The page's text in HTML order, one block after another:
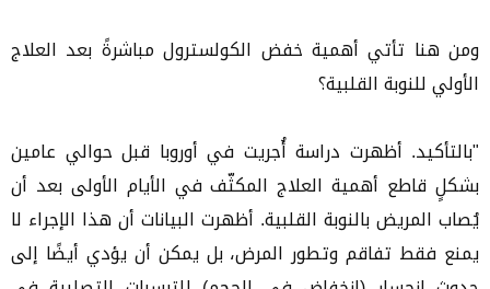
ومن هنا تأتي أهمية خفض الكولسترول مباشرةً بعد العلاج
الأولي للنوبة القلبية؟
"بالتأكيد. أظهرت دراسة أُجريت في أوروبا قبل حوالي عامين
بشكلٍ قاطع أهمية العلاج المكثّف في الأيام الأولى بعد أن
يُصاب المريض بالنوبة القلبية. أظهرت البيانات أن هذا الإجراء لا
يمنع فقط تفاقم وتطور المرض، بل يمكن أن يؤدي أيضًا إلى